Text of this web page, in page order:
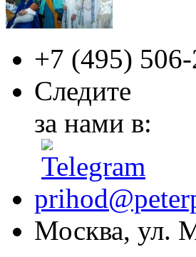
+7 (495)
Следите
за нами в:
Москва, ул.